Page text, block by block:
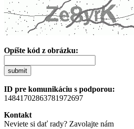
Opíšte kód z obrázku:
submit
ID pre komunikáciu s podporou:
14841702863781972697
Kontakt
Neviete si dať rady? Zavolajte nám